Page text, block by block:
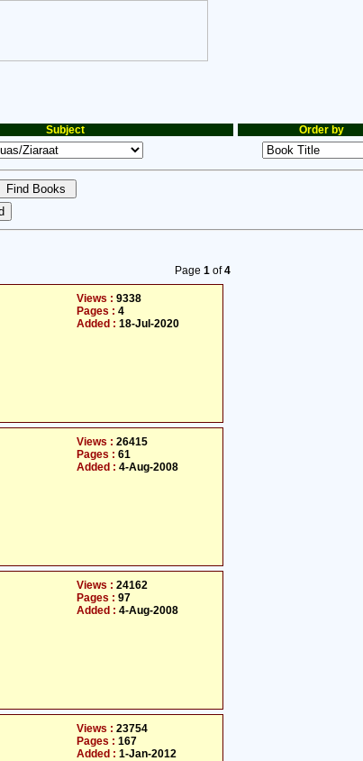
Subject Order by
Page 1of4
Views : 9338
Pages : 4
Added : 18-Jul-2020
Views : 26415
Pages : 61
Added : 4-Aug-2008
Views : 24162
Pages : 97
Added : 4-Aug-2008
Views : 23754
Pages : 167
Added : 1-Jan-2012